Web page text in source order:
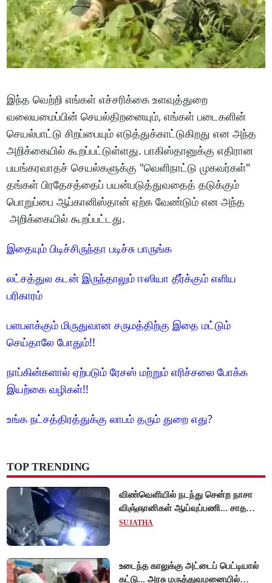
இந்த வெற்றி எங்கள் எச்சரிக்கை உளவுத்துறை
வலையமைப்பின் செயல்திறனையும், எங்கள் படைகளின்
செயல்பாட்டு சிறப்பையும் எடுத்துக்காட்டுகிறது என அந்த
அறிக்கையில் கூறப்பட்டுள்ளது. பாகிஸ்தானுக்கு எதிரான
பயங்கரவாதச் செயல்களுக்கு "வெளிநாட்டு முகவர்கள்"
தங்கள் பிரதேசத்தைப் பயன்படுத்துவதைத் தடுக்கும்
பொறுப்பை ஆப்கானிஸ்தான் ஏற்க வேண்டும் என அந்த
அறிக்கையில் கூறப்பட்டது.
இதையும் பிடிச்சிருந்தா படிச்சு பாருங்க
லட்சத்துல கடன் இருந்தாலும் ஈஸியா தீர்க்கும் எளிய
பரிகாரம்
பளபளக்கும் மிருதுவான சருமத்திற்கு இதை மட்டும்
செய்தாலே போதும்!!
நாப்கின்களால் ஏற்படும் ரேசஸ் மற்றும் எரிச்சலை போக்க
இயற்கை வழிகள்!!
உங்க நட்சத்திரத்துக்கு லாபம் தரும் துறை எது?
TOP TRENDING
விண்வெளியில் நடந்து சென்ற நாசா
விஞ்ஞானிகள் ஆய்வுப்பணி... சாதனை
!
SUJATHA
உடைந்த காலுக்கு அட்டைப் பெட்டியால்
கட்டு... அரசு மருத்துவமனையில்